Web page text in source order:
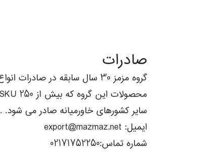
صادرات
گروه مزمز 30 سال سابقه در صادرات انواع محصولات غذایی از جمله چیپس، اسنک، آجیل، کیک، خرما، رب گوجه فرنگی و سایر محصولات کشاورزی دارد.
سایر کشورهای خاورمیانه صادر می شود. .
ایمیل: export@mazmaz.net
شماره تماس:02171752250